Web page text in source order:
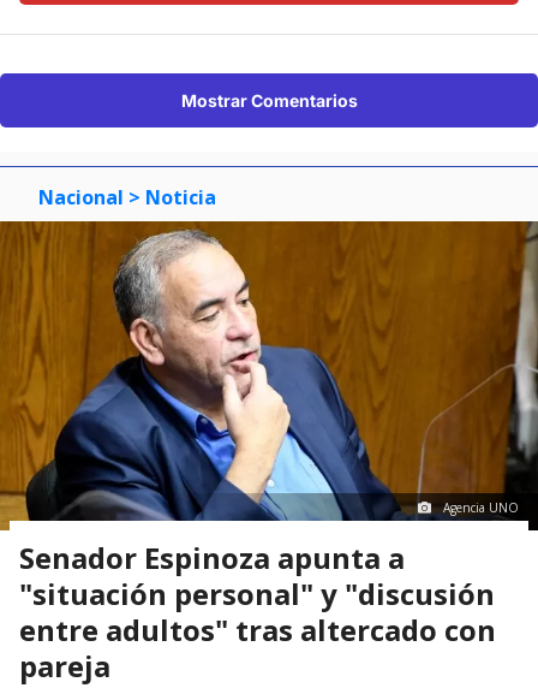
Mostrar Comentarios
Nacional > Noticia
Agencia UNO
Senador Espinoza apunta a
"situación personal" y "discusión
entre adultos" tras altercado con
pareja